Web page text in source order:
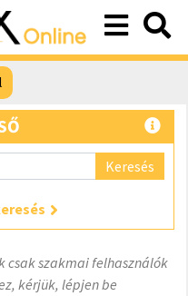
Keresés
szakmai felhasználók
kérjük, lépjen be